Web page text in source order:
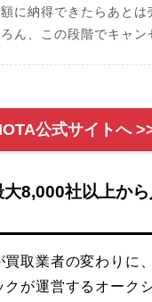
に納得できたらあとは
ん、この段階でキャン
公式サイトへ
8,000社以上か
買取業者の変わりに
が運営するオーク